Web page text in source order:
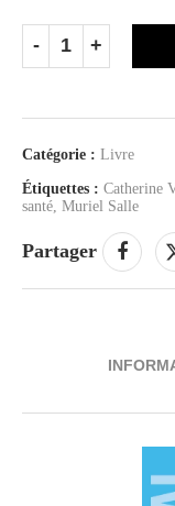
Catégorie : Livre
Étiquettes : Catherine
santé Muriel Salle
Partager